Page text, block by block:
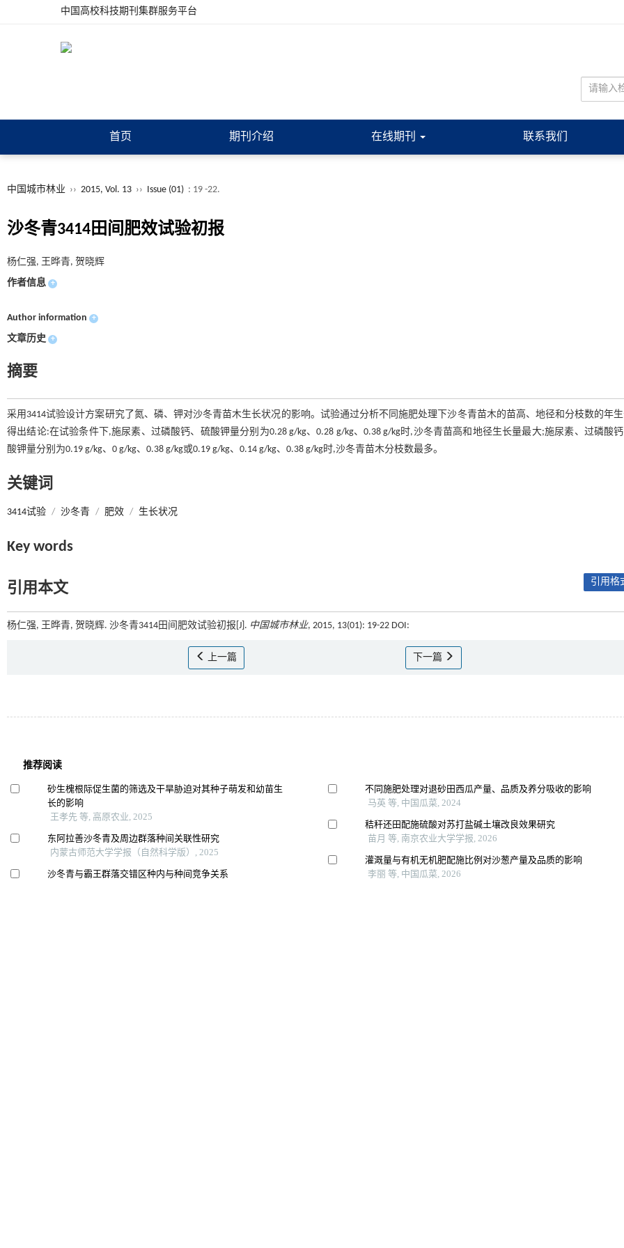
中国高校科技期刊集群服务平台
首页 期刊介绍 在线期刊 联系我们
中国城市林业 ›› 2015, Vol. 13 ›› Issue (01) : 19 -22.
沙冬青3414田间肥效试验初报
杨仁强, 王晔青, 贺晓辉
作者信息 +
Author information +
文章历史 +
摘要
采用3414试验设计方案研究了氮、磷、钾对沙冬青苗木生长状况的影响。试验通过分析不同施肥处理下沙冬青苗木的苗高、地径和分枝数的年
得出结论:在试验条件下,施尿素、过磷酸钙、硫酸钾量分别为0.28 g/kg、0.28 g/kg、0.38 g/kg时,沙冬青苗高和地径生长量最大;施尿素、过磷酸
酸钾量分别为0.19 g/kg、0 g/kg、0.38 g/kg或0.19 g/kg、0.14 g/kg、0.38 g/kg时,沙冬青苗木分枝数最多。
关键词
3414试验 / 沙冬青 / 肥效 / 生长状况
Key words
引用本文 引用格
杨仁强, 王晔青, 贺晓辉. 沙冬青3414田间肥效试验初报[J]. 中国城市林业, 2015, 13(01): 19-22 DOI:
上一篇 下一篇